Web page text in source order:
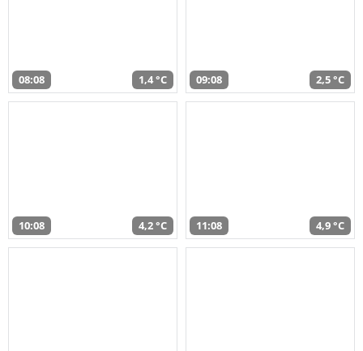
08:08 1,4 °C 09:08 2,5 °C
10:08 4,2 °C 11:08 4,9 °C